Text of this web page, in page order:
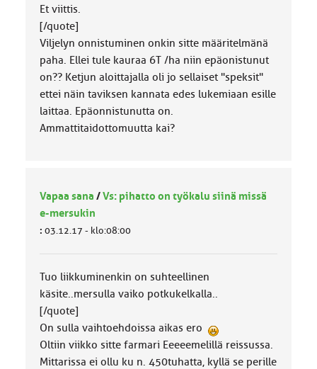
Et viittis.
[/quote]
Viljelyn onnistuminen onkin sitte määritelmänä
paha. Ellei tule kauraa 6T /ha niin epäonistunut
on?? Ketjun aloittajalla oli jo sellaiset "speksit"
ettei näin taviksen kannata edes lukemiaan esille
laittaa. Epäonnistunutta on.
Ammattitaidottomuutta kai?
Vapaa sana /Vs: pihatto on työkalu siinä missä
e-mersukin
: 03.12.17 - klo:08:00
Tuo liikkuminenkin on suhteellinen
käsite..mersulla vaiko potkukelkalla..
[/quote]
On sulla vaihtoehdoissa aikas ero
Oltiin viikko sitte farmari Eeeeemelillä reissussa.
Mittarissa ei ollu ku n. 450tuhatta, kyllä se perille